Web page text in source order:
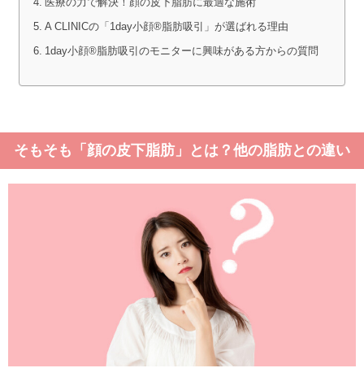
A CLINICの「1day小顔®脂肪吸引」が選ばれる理由
1day小顔®︎脂肪吸引のモニターに興味がある方からの質問
そもそも「顔の皮下脂肪」とは？他の脂肪との違い